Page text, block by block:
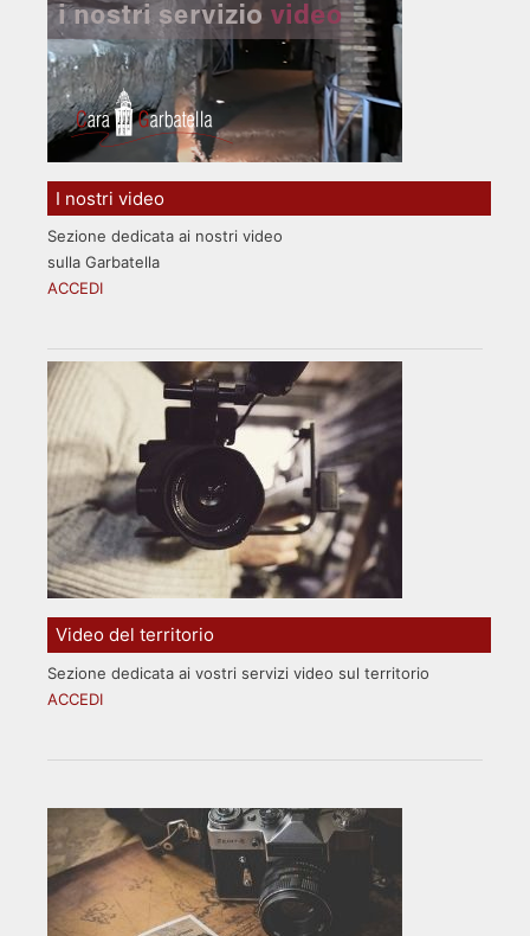
I nostri video
Sezione dedicata ai nostri video
sulla Garbatella
ACCEDI
Video del territorio
Sezione dedicata ai vostri servizi video sul territorio
ACCEDI